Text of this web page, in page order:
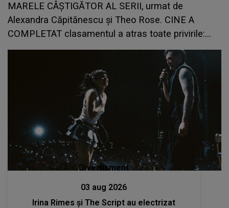
MARELE CÂȘTIGĂTOR AL SERII, urmat de
Alexandra Căpitănescu și Theo Rose. CINE A
COMPLETAT clasamentul a atras toate privirile:
"Mulțumesc celor care îmi ascultă muzica. Este
Divertisment
03 aug 2026
Irina Rimes și The Script au electrizat